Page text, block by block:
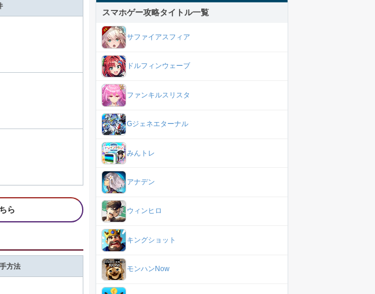
ら
方法
スマホゲー攻略タイトル一覧
サファイアスフィア
ドルフィンウェーブ
ファンキルスリスタ
Gジェネエターナル
みんトレ
アナデン
ウィンヒロ
キングショット
モンハンNow